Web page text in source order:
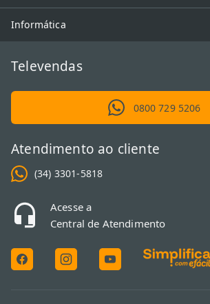
Informática
Televendas
0800 729 5206
Atendimento ao cliente
(34) 3301-5818
Acesse a
Central de Atendimento